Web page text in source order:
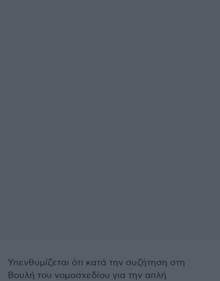
Υπενθυμίζεται ότι κατά την συζήτηση στη
Βουλή του νομοσχεδίου για την απλή